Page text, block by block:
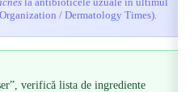
/ Dermatology Times).
verifică lista de ingrediente